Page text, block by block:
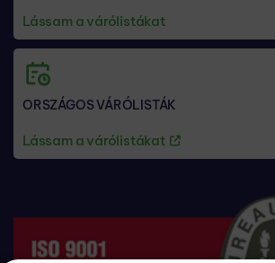
Lássam a várólistákat
ORSZÁGOS VÁRÓLISTÁK
Lássam a várólistákat